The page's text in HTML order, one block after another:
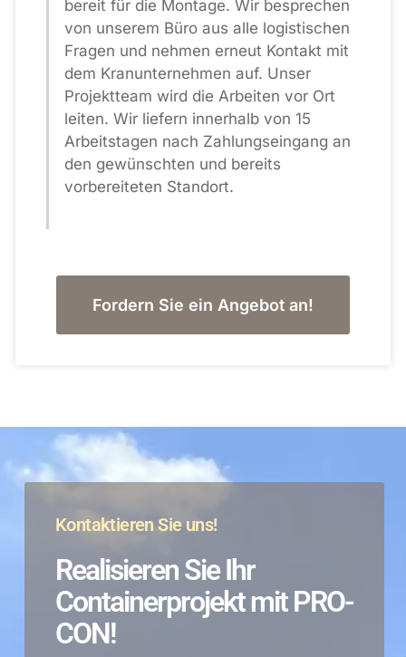
bereit für die Montage. Wir besprechen
von unserem Büro aus alle logistischen
Fragen und nehmen erneut Kontakt mit
dem Kranunternehmen auf. Unser
Projektteam wird die Arbeiten vor Ort
leiten. Wir liefern innerhalb von 15
Arbeitstagen nach Zahlungseingang an
den gewünschten und bereits
vorbereiteten Standort.
Fordern Sie ein Angebot an!
Kontaktieren Sie uns!
Realisieren Sie Ihr
Containerprojekt mit PRO-
CON!